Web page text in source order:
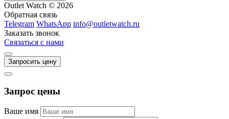
Outlet Watch © 2026
Обратная связь
Telegram WhatsApp info@outletwatch.ru
Заказать звонок
Связаться с нами
Запросить цену
Запрос цены
Ваше имя